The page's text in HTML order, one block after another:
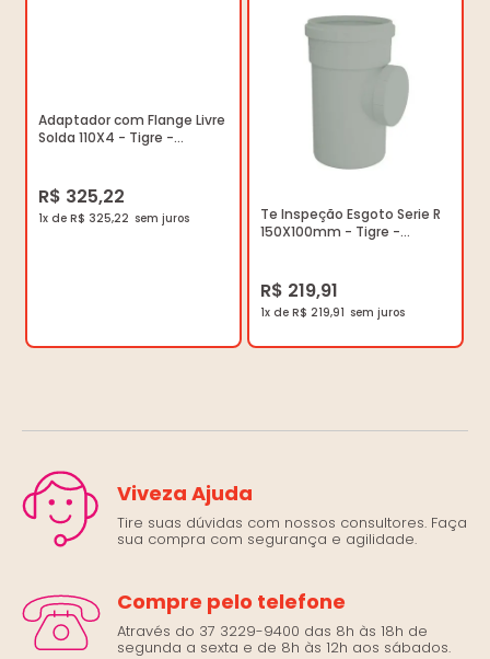
Adaptador com Flange Livre
Solda 110X4 - Tigre -
R$ 325,22
1x de R$ 325,22
Te Inspeção Esgoto Serie R
150X100mm - Tigre -
R$ 219,91
1x de R$ 219,91
Viveza Ajuda
Tire suas dúvidas com nossos consultores. Faça
sua compra com segurança e agilidade.
Compre pelo telefone
Através do 37 3229-9400 das 8h às 18h de
segunda a sexta e de 8h às 12h aos sábados.